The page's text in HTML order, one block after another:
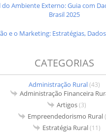
do Ambiente Externo: Guia com
Brasil 2025
e o Marketing: Estratégias,
CATEGORIAS
Administração Rural(43)
Administração Financeira
Artigos(3)
Empreendedorismo Rural
Estratégia Rural(11)